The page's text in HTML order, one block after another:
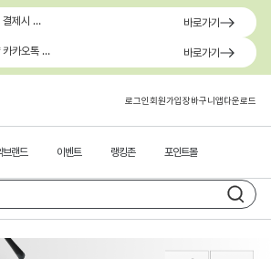
[진행중] 토스페이 결제시 최대 1.3만원 혜택 바로가기
[공지] 아이엔샵 카카오톡 1:1 문의 채널 이용 안내 바로가기
로그인회원가입장바구니앱다운로드
브랜드 이벤트 랭킹존 포인트몰